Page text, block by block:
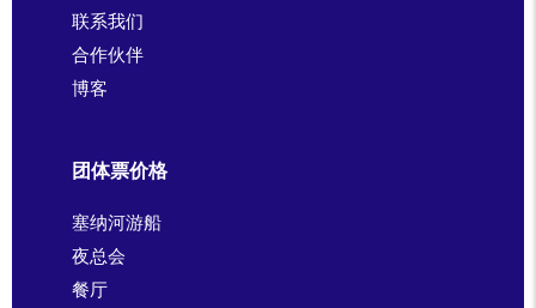
联系我们
合作伙伴
博客
团体票价格
塞纳河游船
夜总会
餐厅